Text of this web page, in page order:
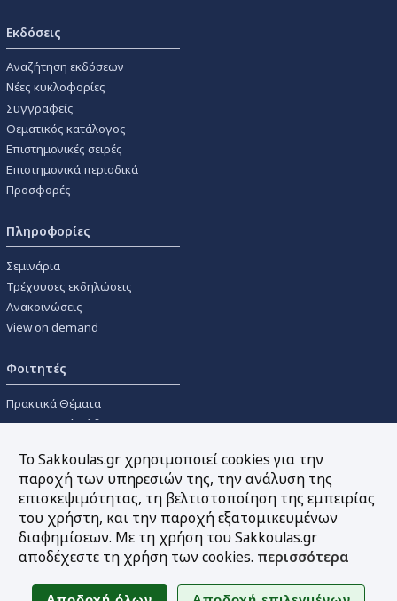
Εκδόσεις
Αναζήτηση εκδόσεων
Νέες κυκλοφορίες
Συγγραφείς
Θεματικός κατάλογος
Επιστημονικές σειρές
Επιστημονικά περιοδικά
Προσφορές
Πληροφορίες
Σεμινάρια
Τρέχουσες εκδηλώσεις
Ανακοινώσεις
View on demand
Φοιτητές
Πρακτικά Θέματα
Οικονομικοί Κώδικες
Συγγραμμάτων
Εργαλεία
Online υπολογισμός τόκων
Υπηρεσία Ηλεκτρονικής
Sitemap
Το Sakkoulas.gr χρησιμοποιεί cookies για την
παροχή των υπηρεσιών της, την ανάλυση της
επισκεψιμότητας, τη βελτιστοποίηση της εμπειρίας
του χρήστη, και την παροχή εξατομικευμένων
διαφημίσεων. Με τη χρήση του Sakkoulas.gr
αποδέχεστε τη χρήση των cookies. περισσότερα